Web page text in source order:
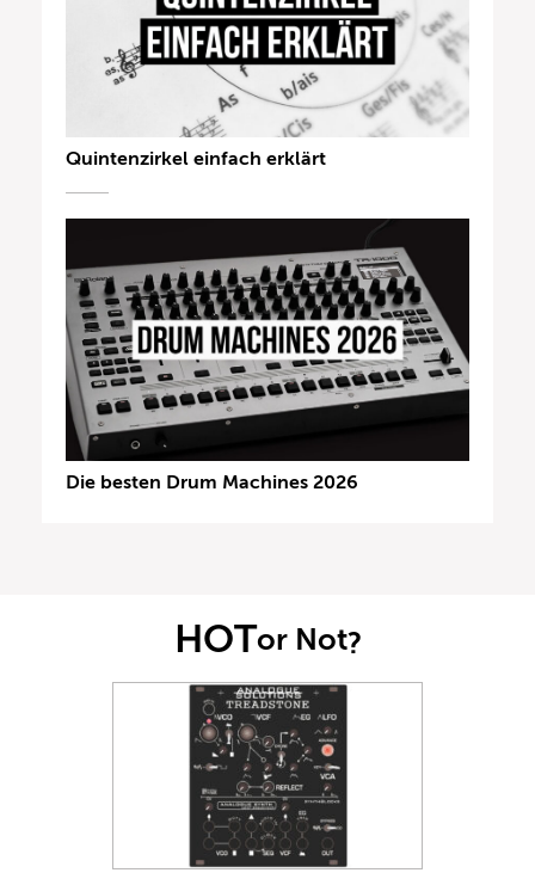
Quintenzirkel einfach erklärt
Die besten Drum Machines 2026
HOTor Not?